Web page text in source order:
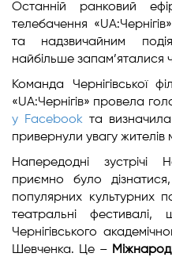
Останній ранковий
телебачення
та надзвичайним
найбільше запам’яталися
Команда Чернігівської
«UA:Чернігів» провела
у Facebookта визначила
привернули увагу жителів
Напередодні зустрічі
приємно було
популярних культурних
театральні
Чернігівського
Шевченка. Це –